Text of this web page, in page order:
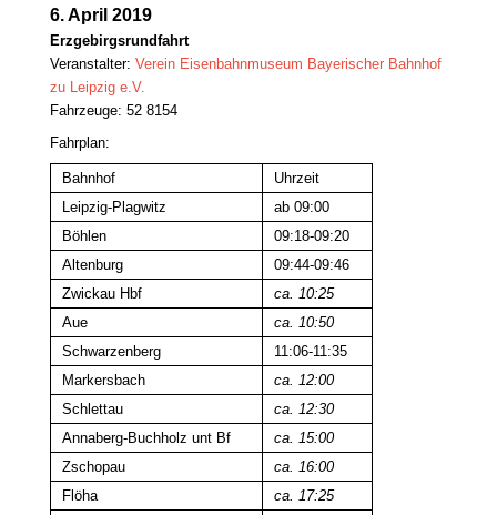
6. April 2019
Erzgebirgsrundfahrt
Veranstalter: Verein Eisenbahnmuseum Bayerischer Bahnhof
zu Leipzig e.V.
Fahrzeuge: 52 8154
Fahrplan:
Bahnhof
Uhrzeit
Leipzig-Plagwitz
ab 09:00
Böhlen
09:18-09:20
Altenburg
09:44-09:46
Zwickau Hbf
ca. 10:25
Aue
ca. 10:50
Schwarzenberg
11:06-11:35
Markersbach
ca. 12:00
Schlettau
ca. 12:30
Annaberg-Buchholz unt Bf
ca. 15:00
Zschopau
ca. 16:00
Flöha
ca. 17:25